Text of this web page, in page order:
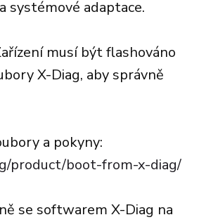
systémové adaptace.
musí být flashováno
X-Diag, aby správně
a pokyny:
product/boot-from-x-diag/
se softwarem X-Diag na